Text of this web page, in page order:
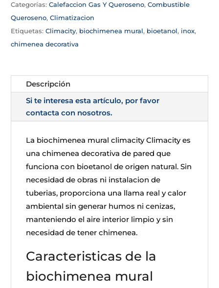
Categorías:Calefaccion Gas Y Queroseno,Combustible
Queroseno,Climatizacion
Etiquetas:Climacity, biochimenea mural, bioetanol, inox,
chimenea decorativa
Descripción
Si te interesa esta artículo, por favor
contacta con nosotros.
La biochimenea mural climacity Climacity es
una chimenea decorativa de pared que
funciona con bioetanol de origen natural. Sin
necesidad de obras ni instalacion de
tuberias, proporciona una llama real y calor
ambiental sin generar humos ni cenizas,
manteniendo el aire interior limpio y sin
necesidad de tener chimenea.
Caracteristicas de la
biochimenea mural